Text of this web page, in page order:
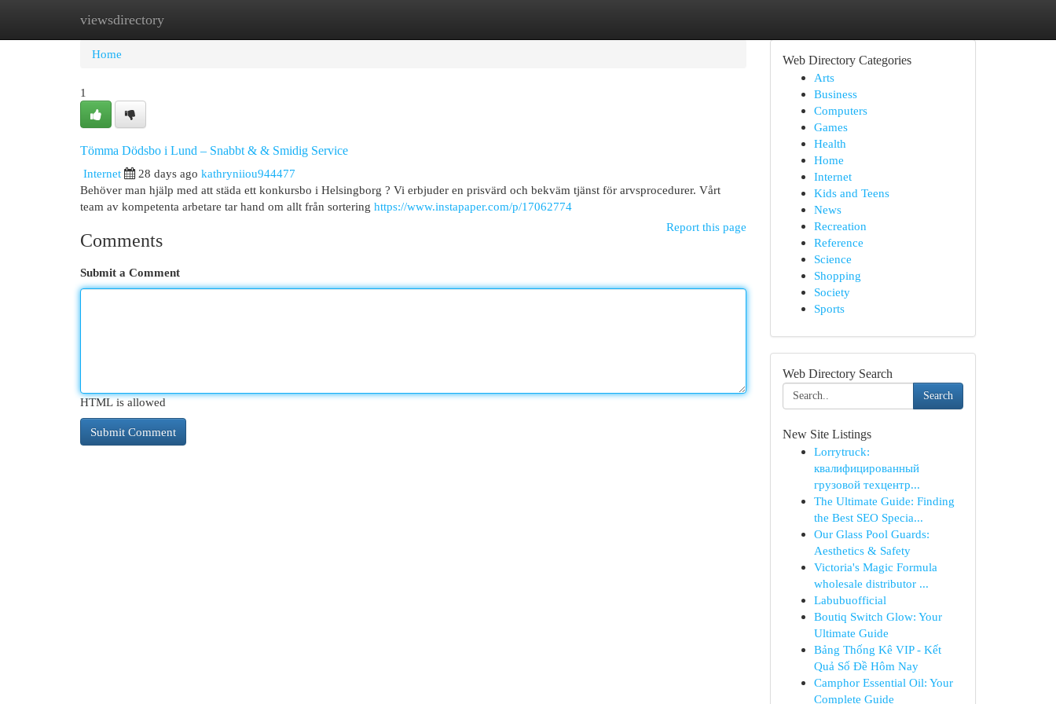
viewsdirectory
Home New Site Listings
Home
1
Tömma Dödsbo i Lund – Snabbt & & Smidig Service
Internet
28 days ago kathryniiou944477
Behöver man hjälp med att städa ett konkursbo i Helsingborg ? Vi erbjuder en prisvärd och bekväm tjänst för arvsprocedurer. Vårt
team av kompetenta arbetare tar hand om allt från sortering https://www.instapaper.com/p/17062774
Report this page
Comments
Submit a Comment
HTML is allowed
Web Directory Categories
Arts
Business
Computers
Games
Health
Home
Internet
Kids and Teens
News
Recreation
Reference
Science
Shopping
Society
Sports
Web Directory Search
Search
New Site Listings
Lorrytruck:
квалифицированный
грузовой техцентр...
The Ultimate Guide: Finding
the Best SEO Specia...
Our Glass Pool Guards:
Aesthetics & Safety
Victoria's Magic Formula
wholesale distributor ...
Labubuofficial
Boutiq Switch Glow: Your
Ultimate Guide
Bảng Thống Kê VIP - Kết
Quả Số Đề Hôm Nay
Camphor Essential Oil: Your
Complete Guide